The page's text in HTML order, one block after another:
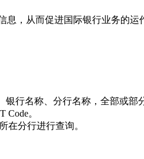
息，从而促进国际银行业务的运
银行名称、分行名称，全部或部
。
在分行进行查询。